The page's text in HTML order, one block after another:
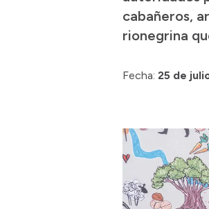
cabañeros,
rionegrina
Fecha: 25 de